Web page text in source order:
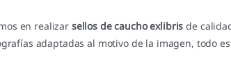
en realizar sellos de caucho exlibris de
adaptadas al motivo de la imagen, todo